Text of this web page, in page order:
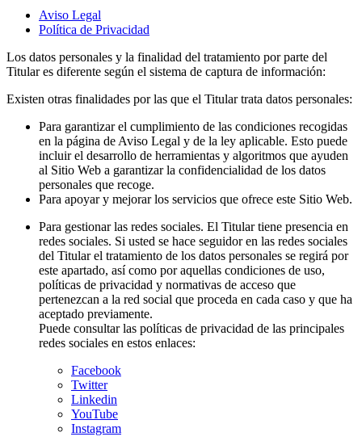
Aviso Legal
Política de Privacidad
Los datos personales y la finalidad del tratamiento por parte del
Titular es diferente según el sistema de captura de información:
Existen otras finalidades por las que el Titular trata datos personales:
Para garantizar el cumplimiento de las condiciones recogidas
en la página de Aviso Legal y de la ley aplicable. Esto puede
incluir el desarrollo de herramientas y algoritmos que ayuden
al Sitio Web a garantizar la confidencialidad de los datos
personales que recoge.
Para apoyar y mejorar los servicios que ofrece este Sitio Web.
Para gestionar las redes sociales. El Titular tiene presencia en
redes sociales. Si usted se hace seguidor en las redes sociales
del Titular el tratamiento de los datos personales se regirá por
este apartado, así como por aquellas condiciones de uso,
políticas de privacidad y normativas de acceso que
pertenezcan a la red social que proceda en cada caso y que ha
aceptado previamente.
Puede consultar las políticas de privacidad de las principales
redes sociales en estos enlaces:
Facebook
Twitter
Linkedin
YouTube
Instagram